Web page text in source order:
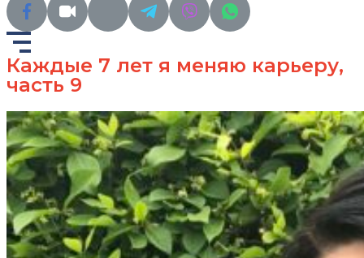
Каждые 7 лет я меняю карьеру,
часть 9